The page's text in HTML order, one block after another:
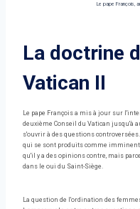
Le pape François,
La doctrine
Vatican II
Le pape François a mis à jour sur
deuxième Conseil du Vatican jusqu'à
s'ouvrir à des questions
qui se sont produits comme
qu'il y a des opinions contre, mais
dans le oui du Saint-Siège.
La question de l'ordination des